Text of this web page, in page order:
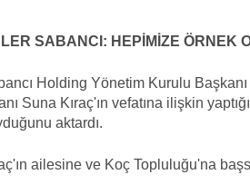
SABANCI: HEPİMİZE ÖRNEK
Holding Yönetim Kurulu
Suna Kıraç'ın vefatına ilişkin
aktardı.
ailesine ve Koç Topluluğu'na